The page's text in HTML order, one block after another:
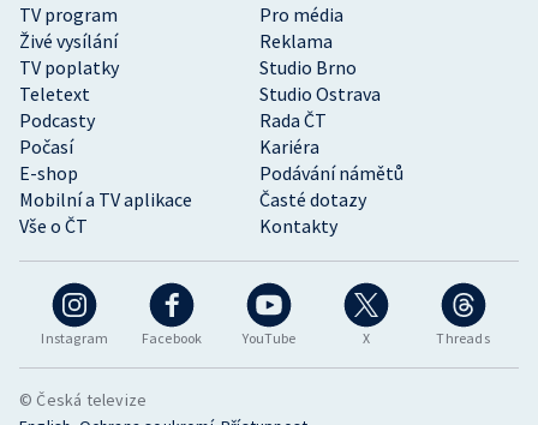
Instagram Facebook YouTube X Threads
TV program
Pro média
Živé vysílání
Reklama
TV poplatky
Studio Brno
Teletext
Studio Ostrava
Podcasty
Rada ČT
Počasí
Kariéra
E-shop
Podávání námětů
Mobilní a TV aplikace
Časté dotazy
Vše o ČT
Kontakty
© Česká televize